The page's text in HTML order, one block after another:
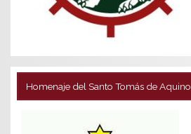
Homenaje del Santo Tomás de Aquino